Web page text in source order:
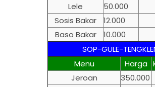
Lele
50.000
Sosis Bakar
12.000
Baso Bakar
10.000
SOP-GULE-
Menu
Harga
Jeroan
350.000